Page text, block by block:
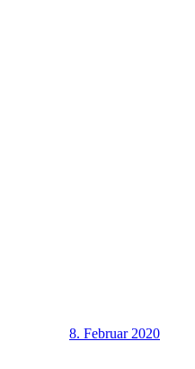
8. Februar 2020